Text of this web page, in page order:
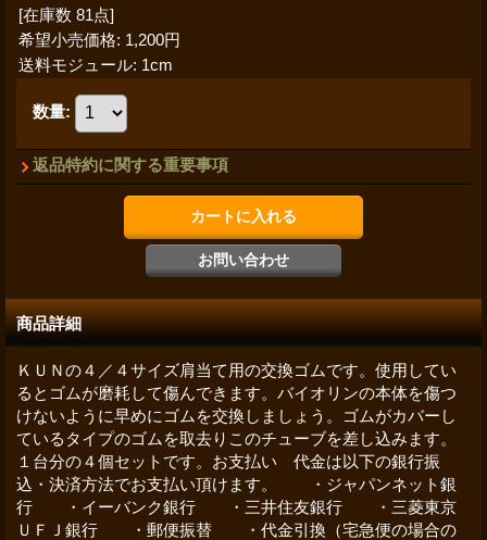
[在庫数 81点]
希望小売価格: 1,200円
送料モジュール: 1cm
数量:
返品特約に関する重要事項
商品詳細
ＫＵＮの４／４サイズ肩当て用の交換ゴムです。使用してい
るとゴムが磨耗して傷んできます。バイオリンの本体を傷つ
けないように早めにゴムを交換しましょう。ゴムがカバーし
ているタイプのゴムを取去りこのチューブを差し込みます。
１台分の４個セットです。お支払い 代金は以下の銀行振
込・決済方法でお支払い頂けます。 ・ジャパンネット銀
行 ・イーバンク銀行 ・三井住友銀行 ・三菱東京
ＵＦＪ銀行 ・郵便振替 ・代金引換（宅急便の場合の